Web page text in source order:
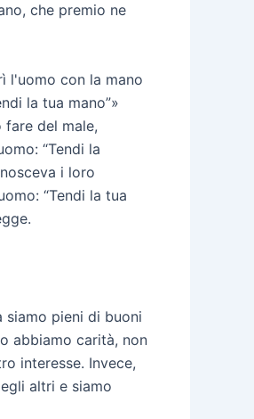
che premio ne
l'uomo con la mano
la tua mano”»
fare del male,
“Tendi la
i loro
“Tendi la tua
siamo pieni di buoni
abbiamo carità, non
interesse. Invece,
altri e siamo